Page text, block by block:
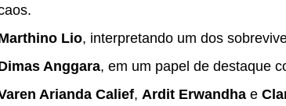
Lio, interpretando um dos
Anggara, em um papel de destaque
Arianda Calief, Ardit Erwandhae